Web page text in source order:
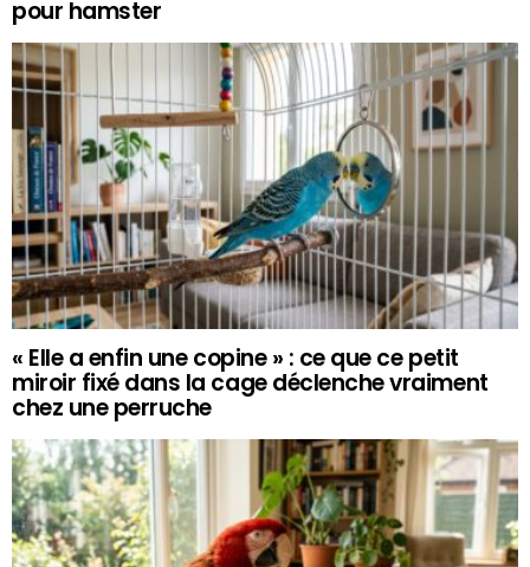
pour hamster
« Elle a enfin une copine » : ce que ce petit
miroir fixé dans la cage déclenche vraiment
chez une perruche